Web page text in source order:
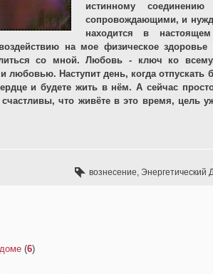
истинному
сопровождающими, и
находится в
на мое физическое
со мной. Любовь - ключ ко
любовью. Наступит день, когда отпускать
и будете жить в нём. А сейчас
что живёте в это время, цель
вознесение, Энергетический
(6)